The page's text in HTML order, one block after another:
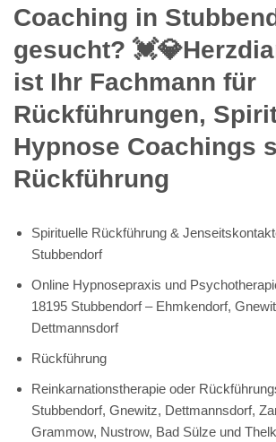
Coaching in
gesucht?
ist Ihr Fachmann für
Rückführungen,
Hypnose Coachings
Rückführung
Spirituelle Rückführung &
Stubbendorf
Online Hypnosepraxis und
18195 Stubbendorf – Ehmkendorf,
Dettmannsdorf
Rückführung
Reinkarnationstherapie oder
Stubbendorf, Gnewitz, Dettmannsdorf,
Grammow, Nustrow, Bad Sülze und